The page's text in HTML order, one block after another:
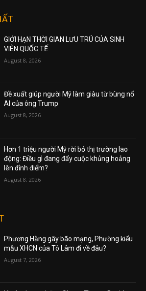
GIỚI HẠN THỜI GIAN LƯU TRÚ CỦA SINH
VIÊN QUỐC TẾ
August 8, 2026
Đề xuất giúp người Mỹ làm giàu từ bùng nổ
AI của ông Trump
August 8, 2026
Hơn 1 triệu người Mỹ rời bỏ thị trường lao
động: Điều gì đang đẩy cuộc khủng hoảng
lên đỉnh điểm?
August 8, 2026
Phương Hằng gây bão mạng, Phường kiểu
mẫu XHCN của Tô Lâm đi về đâu?
August 7, 2026